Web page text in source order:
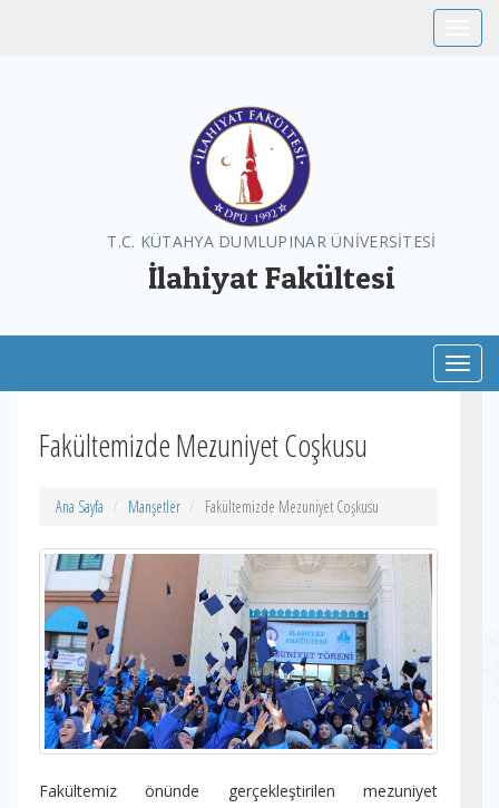
T.C. KÜTAHYA DUMLUPINAR ÜNİVERSİTESİ
İlahiyat Fakültesi
Fakültemizde Mezuniyet Coşkusu
Ana Sayfa Manşetler Fakültemizde Mezuniyet Coşkusu
Fakültemiz önünde gerçekleştirilen mezuniyet